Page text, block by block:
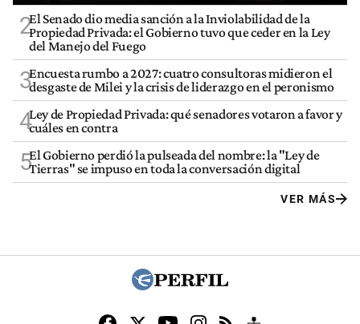
2El Senado dio media sanción a la Inviolabilidad de la
Propiedad Privada: el Gobierno tuvo que ceder en la Ley
del Manejo del Fuego
3Encuesta rumbo a 2027: cuatro consultoras midieron el
desgaste de Milei y la crisis de liderazgo en el peronismo
4Ley de Propiedad Privada: qué senadores votaron a favor y
cuáles en contra
5El Gobierno perdió la pulseada del nombre: la "Ley de
Tierras" se impuso en toda la conversación digital
VER MÁS